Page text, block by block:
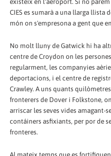
CIES es sumarà a una llarga llista
món on s'empresona a gent que
No molt lluny de Gatwick hi ha
centre de Croydon on les
regularment, les companyies
deportacions, i el centre de
Crawley. A uns quants
fronterers de Dover i Folkstone,
arriscar les seves vides amagant-
contáiners asfixiants, per por de
fronteres.
Al mateix temps que es